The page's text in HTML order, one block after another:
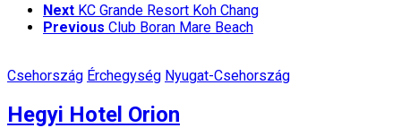
Next KC Grande Resort Koh Chang
Previous Club Boran Mare Beach
Csehország Érchegység Nyugat-Csehország
Hegyi Hotel Orion